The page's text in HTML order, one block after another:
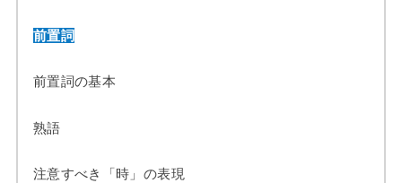
前置詞
前置詞の基本
熟語
注意すべき「時」の表現